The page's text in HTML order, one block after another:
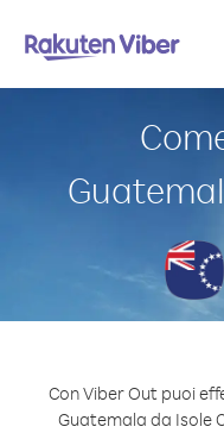
Con Viber Out puoi
Guatemala da Isole